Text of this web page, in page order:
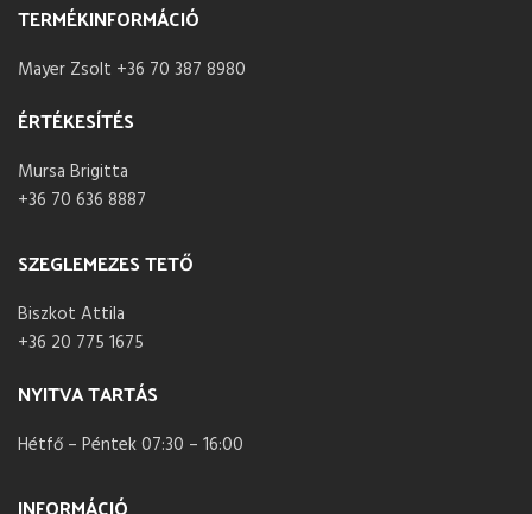
TERMÉKINFORMÁCIÓ
Mayer Zsolt +36 70 387 8980
ÉRTÉKESÍTÉS
Mursa Brigitta
+36 70 636 8887
SZEGLEMEZES TETŐ
Biszkot Attila
+36 20 775 1675
NYITVA TARTÁS
Hétfő – Péntek 07:30 – 16:00